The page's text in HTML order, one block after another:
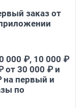
заказ от
000 ₽, 10 000 ₽
от 30 000 ₽ и
на первый и
по